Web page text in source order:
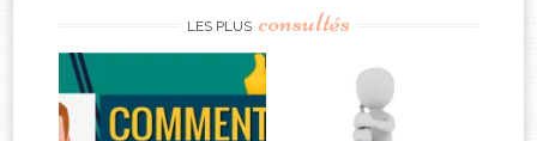
LES PLUS consultés